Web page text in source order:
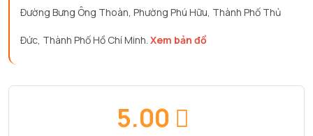
Đường Bưng Ông Thoàn, Phường Phú Hữu, Thành Phố Thủ
Đức, Thành Phố Hồ Chí Minh. Xem bản đồ
5.00